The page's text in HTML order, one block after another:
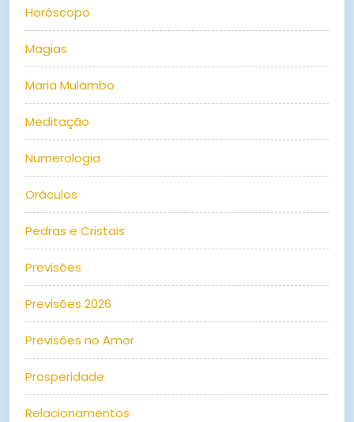
Horóscopo
Magias
Maria Mulambo
Meditação
Numerologia
Oráculos
Pedras e Cristais
Previsões
Previsões 2026
Previsões no Amor
Prosperidade
Relacionamentos